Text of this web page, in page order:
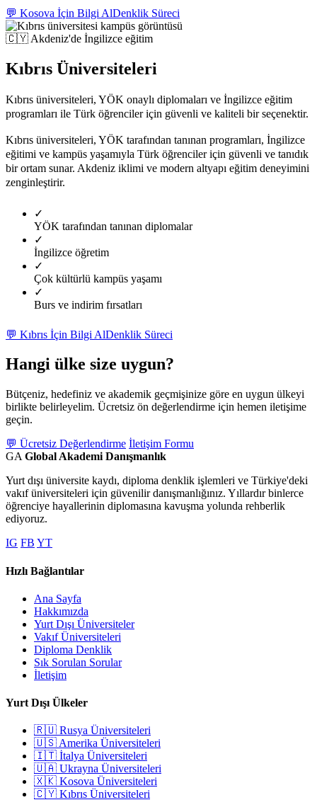
💬 Kosova İçin Bilgi AlDenklik Süreci
🇨🇾Akdeniz'de İngilizce eğitim
Kıbrıs Üniversiteleri
Kıbrıs üniversiteleri, YÖK onaylı diplomaları ve İngilizce eğitim
programları ile Türk öğrenciler için güvenli ve kaliteli bir seçenektir.
Kıbrıs üniversiteleri, YÖK tarafından tanınan programları, İngilizce
eğitimi ve kampüs yaşamıyla Türk öğrenciler için güvenli ve tanıdık
bir ortam sunar. Akdeniz iklimi ve modern altyapı eğitim deneyimini
zenginleştirir.
✓
YÖK tarafından tanınan diplomalar
✓
İngilizce öğretim
✓
Çok kültürlü kampüs yaşamı
✓
Burs ve indirim fırsatları
💬 Kıbrıs İçin Bilgi AlDenklik Süreci
Hangi ülke size uygun?
Bütçeniz, hedefiniz ve akademik geçmişinize göre en uygun ülkeyi
birlikte belirleyelim. Ücretsiz ön değerlendirme için hemen iletişime
geçin.
💬 Ücretsiz Değerlendirme İletişim Formu
GA Global Akademi Danışmanlık
Yurt dışı üniversite kaydı, diploma denklik işlemleri ve Türkiye'deki
vakıf üniversiteleri için güvenilir danışmanlığınız. Yıllardır binlerce
öğrenciye hayallerinin diplomasına kavuşma yolunda rehberlik
ediyoruz.
IG FB YT
Hızlı Bağlantılar
Ana Sayfa
Hakkımızda
Yurt Dışı Üniversiteler
Vakıf Üniversiteleri
Diploma Denklik
Sık Sorulan Sorular
İletişim
Yurt Dışı Ülkeler
🇷🇺 Rusya Üniversiteleri
🇺🇸 Amerika Üniversiteleri
🇮🇹 İtalya Üniversiteleri
🇺🇦 Ukrayna Üniversiteleri
🇽🇰 Kosova Üniversiteleri
🇨🇾 Kıbrıs Üniversiteleri